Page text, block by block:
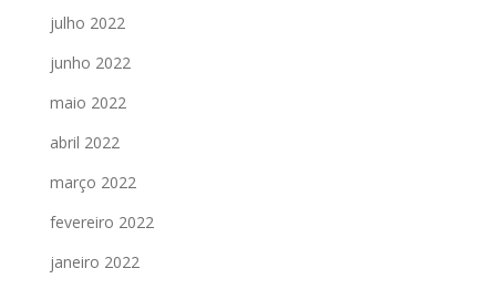
julho 2022
junho 2022
maio 2022
abril 2022
março 2022
fevereiro 2022
janeiro 2022